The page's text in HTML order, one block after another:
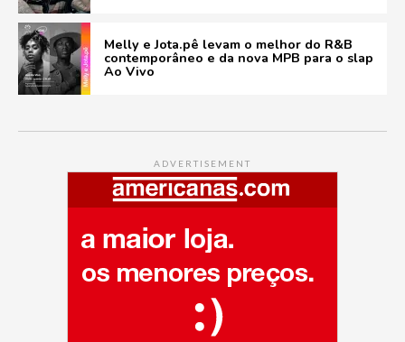
Melly e Jota.pê levam o melhor do R&B
contemporâneo e da nova MPB para o slap
Ao Vivo
ADVERTISEMENT